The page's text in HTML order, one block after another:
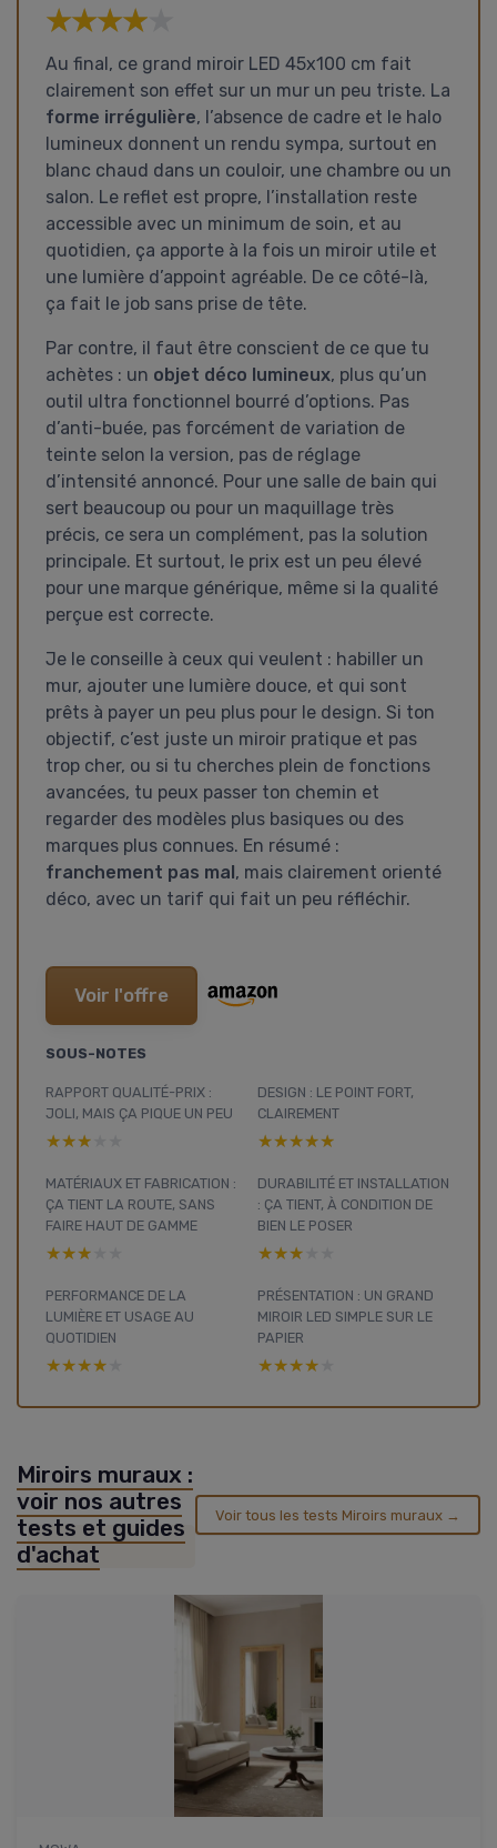
★★★★★
★★★★★
Au final, ce grand miroir LED 45x100 cm fait
clairement son effet sur un mur un peu triste. La
forme irrégulière, l’absence de cadre et le halo
lumineux donnent un rendu sympa, surtout en
blanc chaud dans un couloir, une chambre ou un
salon. Le reflet est propre, l’installation reste
accessible avec un minimum de soin, et au
quotidien, ça apporte à la fois un miroir utile et
une lumière d’appoint agréable. De ce côté-là,
ça fait le job sans prise de tête.
Par contre, il faut être conscient de ce que tu
achètes : un objet déco lumineux, plus qu’un
outil ultra fonctionnel bourré d’options. Pas
d’anti-buée, pas forcément de variation de
teinte selon la version, pas de réglage
d’intensité annoncé. Pour une salle de bain qui
sert beaucoup ou pour un maquillage très
précis, ce sera un complément, pas la solution
principale. Et surtout, le prix est un peu élevé
pour une marque générique, même si la qualité
perçue est correcte.
Je le conseille à ceux qui veulent : habiller un
mur, ajouter une lumière douce, et qui sont
prêts à payer un peu plus pour le design. Si ton
objectif, c’est juste un miroir pratique et pas
trop cher, ou si tu cherches plein de fonctions
avancées, tu peux passer ton chemin et
regarder des modèles plus basiques ou des
marques plus connues. En résumé :
franchement pas mal, mais clairement orienté
déco, avec un tarif qui fait un peu réfléchir.
Voir l'offre
SOUS-NOTES
RAPPORT QUALITÉ-PRIX :
JOLI, MAIS ÇA PIQUE UN PEU
★★★★★
★★★★★
DESIGN : LE POINT FORT,
CLAIREMENT
★★★★★
★★★★★
MATÉRIAUX ET FABRICATION :
ÇA TIENT LA ROUTE, SANS
FAIRE HAUT DE GAMME
★★★★★
★★★★★
DURABILITÉ ET INSTALLATION
: ÇA TIENT, À CONDITION DE
BIEN LE POSER
★★★★★
★★★★★
PERFORMANCE DE LA
LUMIÈRE ET USAGE AU
QUOTIDIEN
★★★★★
★★★★★
PRÉSENTATION : UN GRAND
MIROIR LED SIMPLE SUR LE
PAPIER
★★★★★
★★★★★
Miroirs muraux :
voir nos autres
tests et guides
d'achat
Voir tous les tests Miroirs muraux →